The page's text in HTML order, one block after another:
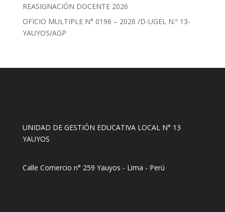
REASIGNACIÓN DOCENTE 2026
OFICIO MULTIPLE N° 0196 – 2026 /D-UGEL N.º 13-
YAUYOS/AGP
UNIDAD DE GESTIÓN EDUCATIVA LOCAL N° 13
YAUYOS
Calle Comercio n° 259 Yauyos - Lima - Perú